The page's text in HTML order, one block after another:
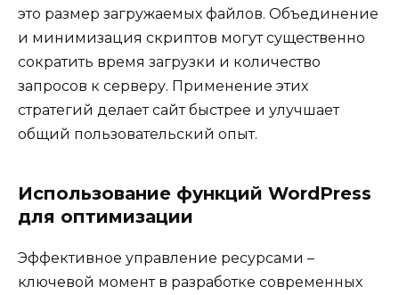
это размер загружаемых файлов. Объединение
и минимизация скриптов могут существенно
сократить время загрузки и количество
запросов к серверу. Применение этих
стратегий делает сайт быстрее и улучшает
общий пользовательский опыт.
Использование функций WordPress
для оптимизации
Эффективное управление ресурсами –
ключевой момент в разработке современных